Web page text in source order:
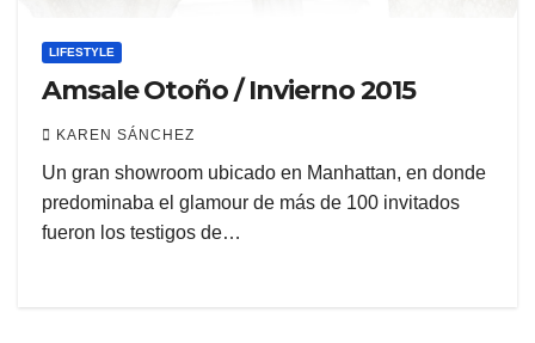
LIFESTYLE
Amsale Otoño / Invierno 2015
KAREN SÁNCHEZ
Un gran showroom ubicado en Manhattan, en donde
predominaba el glamour de más de 100 invitados
fueron los testigos de…